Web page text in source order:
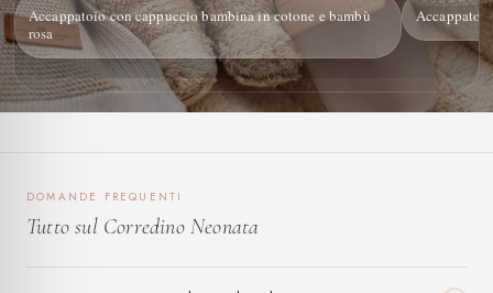
Accappatoio con cappuccio bambina in cotone e bambù
rosa
DOMANDE FREQUENTI
Tutto sul Corredino Neonata